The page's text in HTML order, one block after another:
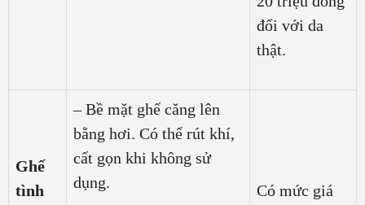
đối với da
thật.
Ghế
tình
– Bề mặt ghế căng lên
bằng hơi. Có thể rút khí,
cất gọn khi không sử
dụng.
Có mức giá